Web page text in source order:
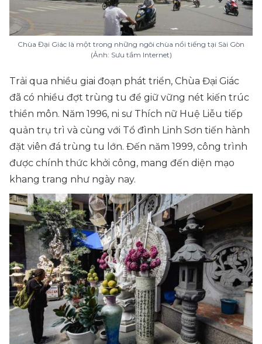
Chùa Đại Giác là một trong những ngôi chùa nổi tiếng tại Sài Gòn
(Ảnh: Sưu tầm Internet)
Trải qua nhiều giai đoạn phát triển, Chùa Đại Giác
đã có nhiều đợt trùng tu để giữ vững nét kiến trúc
thiền môn. Năm 1996, ni sư Thích nữ Huệ Liễu tiếp
quản trụ trì và cùng với Tổ đình Linh Sơn tiến hành
đặt viên đá trùng tu lớn. Đến năm 1999, công trình
được chính thức khởi công, mang đến diện mạo
khang trang như ngày nay.